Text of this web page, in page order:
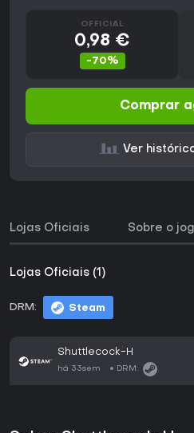
OFFICIAL
0,98 €
-70%
Comprar
Ver
Lojas Oficiais Sobre o
Lojas Oficiais (1)
DRM: Steam
Shuttlecock-H
há 33sem DRM: